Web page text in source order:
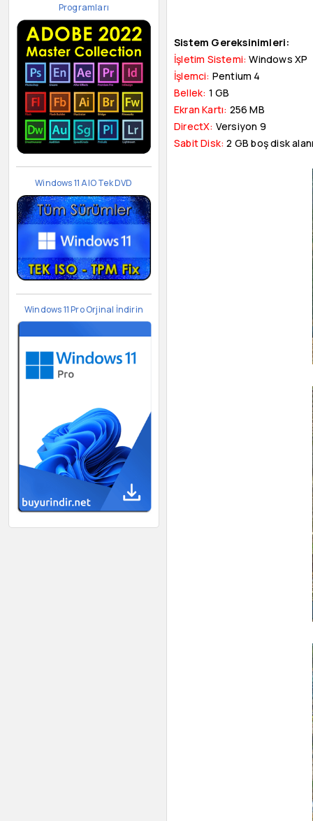
Programları
Windows 11 AIO Tek DVD
Windows 11 Pro Orjinal İndirin
Sistem Gereksinimleri:
İşletim Sistemi: Windows XP
İşlemci: Pentium 4
Bellek: 1 GB
Ekran Kartı: 256 MB
DirectX: Versiyon 9
Sabit Disk: 2 GB boş disk alanı